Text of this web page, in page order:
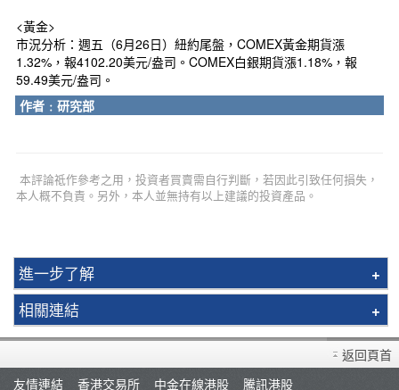
<黃金>
市況分析：週五（6月26日）紐約尾盤，COMEX黃金期貨漲
1.32%，報4102.20美元/盎司。COMEX白銀期貨漲1.18%，報
59.49美元/盎司。
作者﹕研究部
本評論祗作參考之用，投資者買賣需自行判斷，若因此引致任何損失，
本人概不負責。另外，本人並無持有以上建議的投資產品。
進一步了解
環球期貨買賣簡介
CME期權產品佣金低至0.62美元
新交所富時A50 指數期貨
相關連結
常見問題
開設戶口
返回頁首
友情連結
香港交易所 中金在線港股
騰訊港股